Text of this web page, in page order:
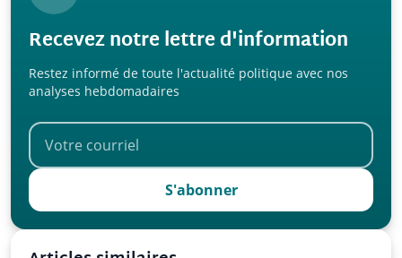
Recevez notre lettre d'information
Restez informé de toute l'actualité politique avec nos
analyses hebdomadaires
S'abonner